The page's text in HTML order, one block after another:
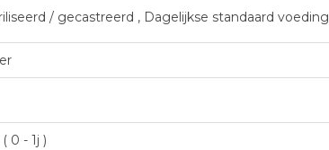
/ gecastreerd , Dagelijkse standaard voeding
0 - 1j )